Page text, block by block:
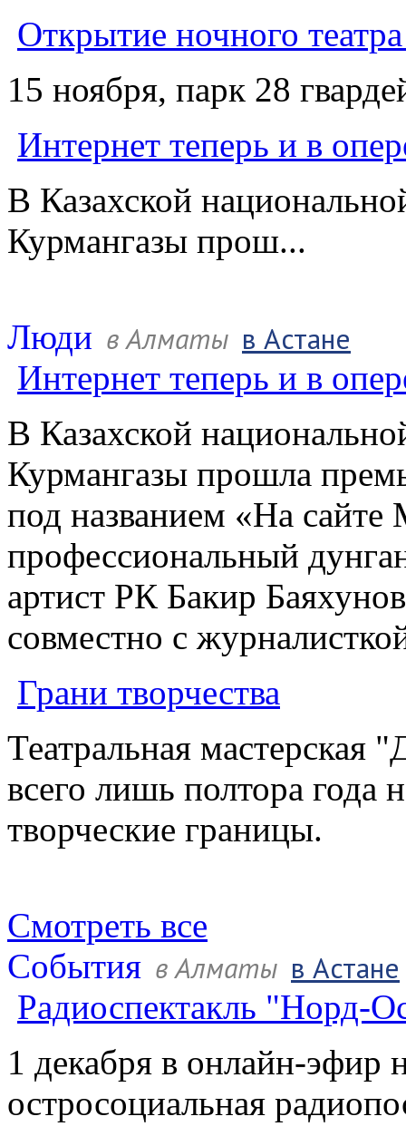
Открытие ночного
15 ноября, парк 28
Интернет теперь и в
В Казахской
Курмангазы прош...
Люди в Алматы в Астане
Интернет теперь и в
В Казахской
Курмангазы прошла
под названием «На
профессиональный
артист РК Бакир
совместно с
Грани творчества
Театральная
всего лишь полтора года
творческие границы.
Смотреть все
События в Алматы в Астане
Радиоспектакль "Норд-
1 декабря в онлайн-эфир
остросоциальная